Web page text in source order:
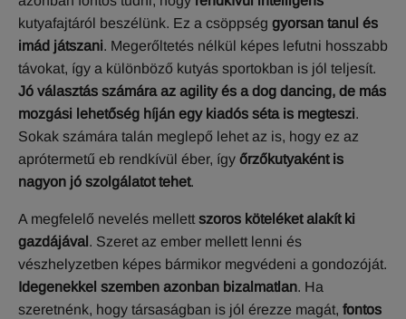
kutyafajtáról beszélünk. Ez a csöppség gyorsan tanul és
imád játszani. Megerőltetés nélkül képes lefutni hosszabb
távokat, így a különböző kutyás sportokban is jól teljesít.
Jó választás számára az agility és a dog dancing, de más
mozgási lehetőség híján egy kiadós séta is megteszi.
Sokak számára talán meglepő lehet az is, hogy ez az
aprótermetű eb rendkívül éber, így őrzőkutyaként is
nagyon jó szolgálatot tehet.
A megfelelő nevelés mellett szoros köteléket alakít ki
gazdájával . Szeret az ember mellett lenni és
vészhelyzetben képes bármikor megvédeni a gondozóját.
Idegenekkel szemben azonban bizalmatlan. Ha
szeretnénk, hogy társaságban is jól érezze magát, fontos